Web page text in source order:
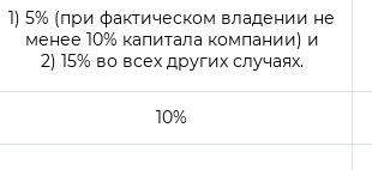
1) 5% (при фактическом владении не
менее 10% капитала компании) и
2) 15% во всех других случаях.
10%